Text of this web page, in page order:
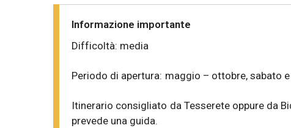
Informazione importante
Difficoltà: media
Periodo di apertura: maggio – ottobre, sabato
Itinerario consigliato da Tesserete oppure da
prevede una guida.